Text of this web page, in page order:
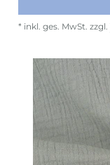
* inkl. ges. MwSt. zzgl.